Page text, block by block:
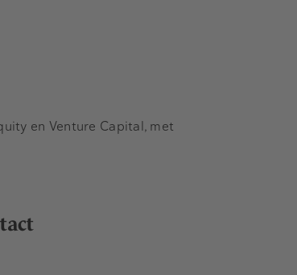
en Venture Capital, met